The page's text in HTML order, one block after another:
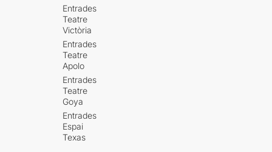
Entrades
Teatre
Victòria
Entrades
Teatre
Apolo
Entrades
Teatre
Goya
Entrades
Espai
Texas